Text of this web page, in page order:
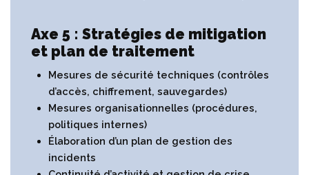
Axe 5 : Stratégies de mitigation
et plan de traitement
Mesures de sécurité techniques (contrôles
d’accès, chiffrement, sauvegardes)
Mesures organisationnelles (procédures,
politiques internes)
Élaboration d’un plan de gestion des
incidents